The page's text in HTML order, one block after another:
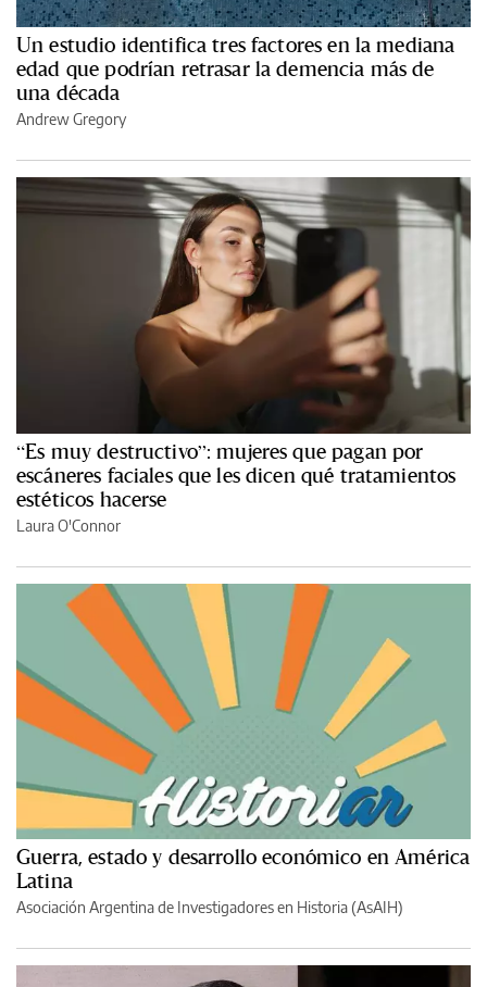
Un estudio identifica tres factores en la mediana
edad que podrían retrasar la demencia más de
una década
Andrew Gregory
“Es muy destructivo”: mujeres que pagan por
escáneres faciales que les dicen qué tratamientos
estéticos hacerse
Laura O'Connor
Guerra, estado y desarrollo económico en América
Latina
Asociación Argentina de Investigadores en Historia (AsAIH)